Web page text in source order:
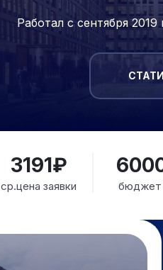
Работал с сентября
3191₽
ср.цена заявки бюджет